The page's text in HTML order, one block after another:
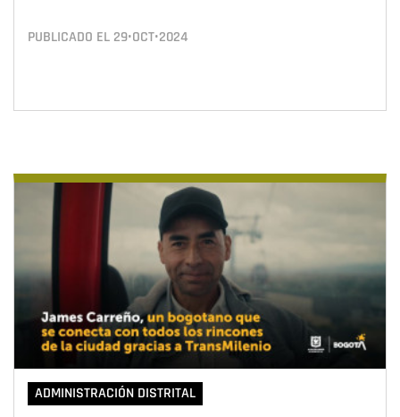
PUBLICADO EL 29•OCT•2024
ADMINISTRACIÓN DISTRITAL